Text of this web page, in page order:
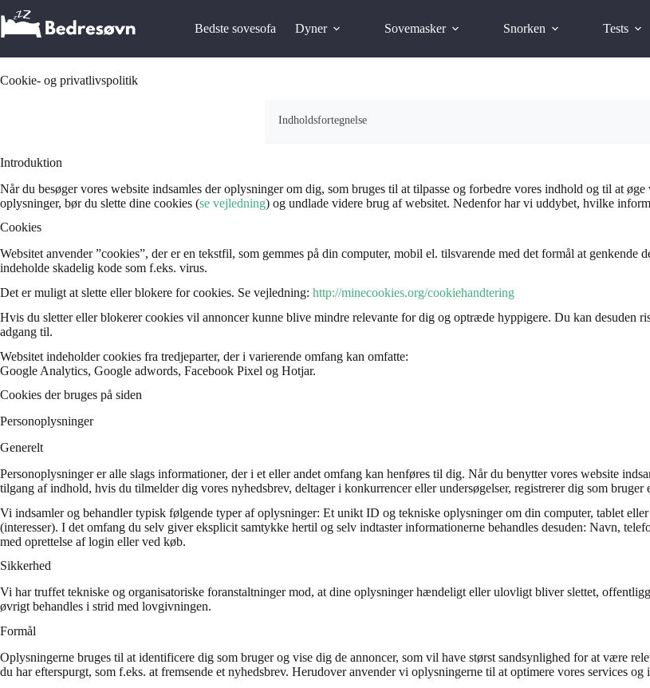
til
indhold
Bedste sovesofa Dyner Sovemasker Snorken Tests
Cookie- og privatlivspolitik
Indholdsfortegnelse
Introduktion
Når du besøger vores website indsamles der oplysninger om dig, som bruges til at tilpasse og forbedre vores indhold og til at
oplysninger, bør du slette dine cookies (se vejledning) og undlade videre brug af websitet. Nedenfor har vi uddybet, hvilke
Cookies
Websitet anvender ”cookies”, der er en tekstfil, som gemmes på din computer, mobil el. tilsvarende med det formål at
indeholde skadelig kode som f.eks. virus.
Det er muligt at slette eller blokere for cookies. Se vejledning: http://minecookies.org/cookiehandtering
Hvis du sletter eller blokerer cookies vil annoncer kunne blive mindre relevante for dig og optræde hyppigere. Du kan desuden
adgang til.
Websitet indeholder cookies fra tredjeparter, der i varierende omfang kan omfatte:
Google Analytics, Google adwords, Facebook Pixel og Hotjar.
Cookies der bruges på siden
Personoplysninger
Generelt
Personoplysninger er alle slags informationer, der i et eller andet omfang kan henføres til dig. Når du benytter vores website
tilgang af indhold, hvis du tilmelder dig vores nyhedsbrev, deltager i konkurrencer eller undersøgelser, registrerer dig som
Vi indsamler og behandler typisk følgende typer af oplysninger: Et unikt ID og tekniske oplysninger om din computer, tablet
(interesser). I det omfang du selv giver eksplicit samtykke hertil og selv indtaster informationerne behandles desuden: Navn,
med oprettelse af login eller ved køb.
Sikkerhed
Vi har truffet tekniske og organisatoriske foranstaltninger mod, at dine oplysninger hændeligt eller ulovligt bliver slettet,
øvrigt behandles i strid med lovgivningen.
Formål
Oplysningerne bruges til at identificere dig som bruger og vise dig de annoncer, som vil have størst sandsynlighed for at være
du har efterspurgt, som f.eks. at fremsende et nyhedsbrev. Herudover anvender vi oplysningerne til at optimere vores services og